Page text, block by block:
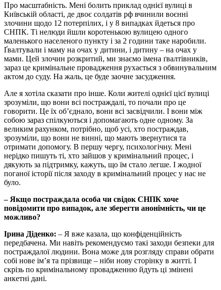
Про масштабність. Мені болить приклад однієї вулиці в
Київській області, де двоє солдатів рф вчинили воєнні
злочини щодо 12 потерпілих, і у 8 випадках йдеться про
СНПК. Ті нелюди йшли коротенькою вулицею одного
маленького населеного пункту і за 2 години таке наробили.
Ґвалтували і маму на очах у дитини, і дитину – на очах у
мами. Цей злочин розкритий, ми знаємо імена ґвалтівників,
зараз це кримінальне провадження рухається з обвинувальним
актом до суду. На жаль, це буде заочне засудження.
Але я хотіла сказати про інше. Коли жителі однієї цієї вулиці
зрозуміли, що вони всі постраждалі, то почали про це
говорити. Це їх об’єднало, вони всі засвідчили. І вони між
собою зараз спілкуються і допомагають одне одному. За
великим рахунком, потрібно, щоб усі, хто постраждав,
зрозуміли, що вони не винні, що мають звернутися та
отримати допомогу. В першу чергу, психологічну. Мені
нерідко пишуть ті, хто зайшов у кримінальний процес, і
дякують за підтримку, кажуть, що їм стало легше. І жодної
поганої історії після заходу в кримінальний процес у нас не
було.
– Якщо постраждала особа чи свідок СНПК хоче
повідомити про випадок, але зберегти анонімність, чи це
можливо?
Ірина Діденко: – Я вже казала, що конфіденційність
передбачена. Ми навіть рекомендуємо такі заходи безпеки для
постраждалої людини. Вона може для розгляду справи обрати
собі нове ім’я та прізвище – ніби нову сторінку в житті. І
скрізь по кримінальному провадженню йдуть ці змінені
анкетні дані.